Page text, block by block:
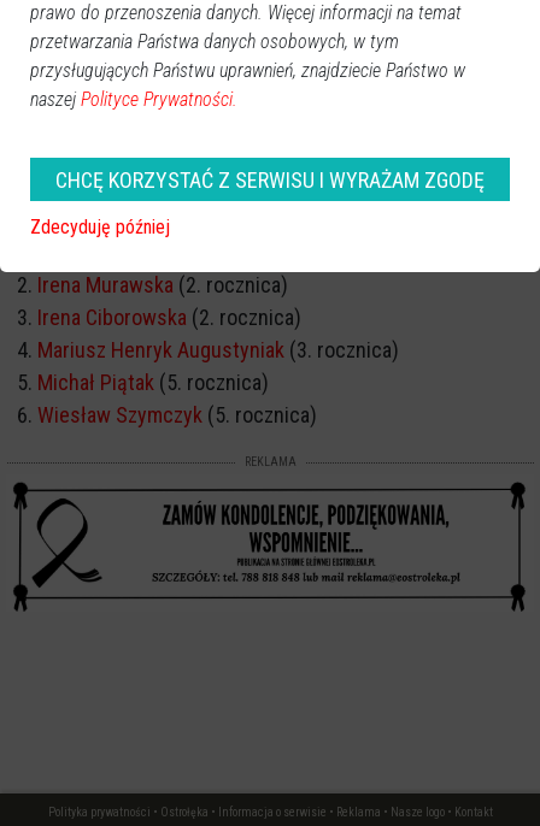
Irena Murawska (2. rocznica)
Irena Ciborowska (2. rocznica)
Mariusz Henryk Augustyniak (3. rocznica)
Michał Piątak (5. rocznica)
Wiesław Szymczyk (5. rocznica)
REKLAMA
Polityka prywatności • Ostrołęka • Informacja o serwisie • Reklama • Nasze logo• Kontakt
prawo do przenoszenia danych. Więcej informacji na temat
przetwarzania Państwa danych osobowych, w tym
przysługujących Państwu uprawnień, znajdziecie Państwo w
naszej Polityce Prywatności.
CHCĘ KORZYSTAĆ Z SERWISU I WYRAŻAM ZGODĘ
Zdecyduję później